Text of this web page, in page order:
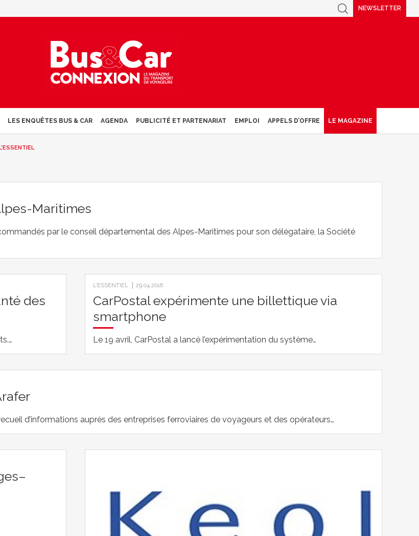
NEWSLETTER
LES ENQUÊTES BUS & CAR AGENDA PUBLICITÉ ET PARTENARIAT EMPLOI APPELS D’OFFRE LE MAGAZINE
Maritimes
par le conseil départemental des Alpes-Maritimes pour son délégataire, la Société
des
L’ESSENTIEL 29.04.2016
CarPostal expérimente une billettique via
smartphone
Le 19 avril, CarPostal a lancé l’expérimentation du système…
d’informations auprès des entreprises ferroviaires de voyageurs et des opérateurs…